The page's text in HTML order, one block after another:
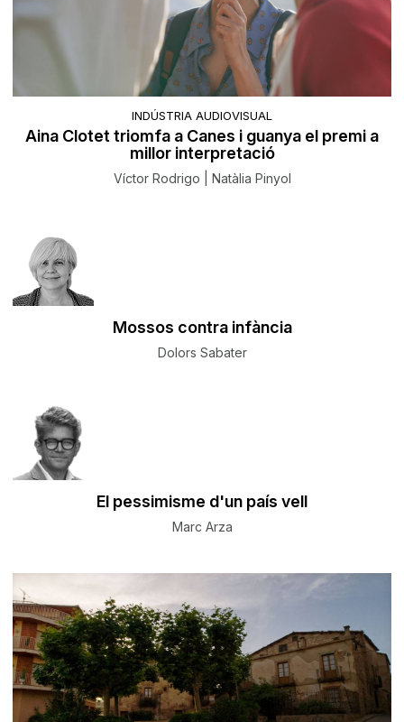
INDÚSTRIA AUDIOVISUAL
Aina Clotet triomfa a Canes i guanya el premi a
millor interpretació
Víctor Rodrigo | Natàlia Pinyol
Mossos contra infància
Dolors Sabater
El pessimisme d'un país vell
Marc Arza